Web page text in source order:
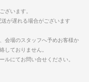
ざいます。
が遅れる場合がございます
会場のスタッフへ予めお客様か
しておりません。
ルにてお問い合せください。